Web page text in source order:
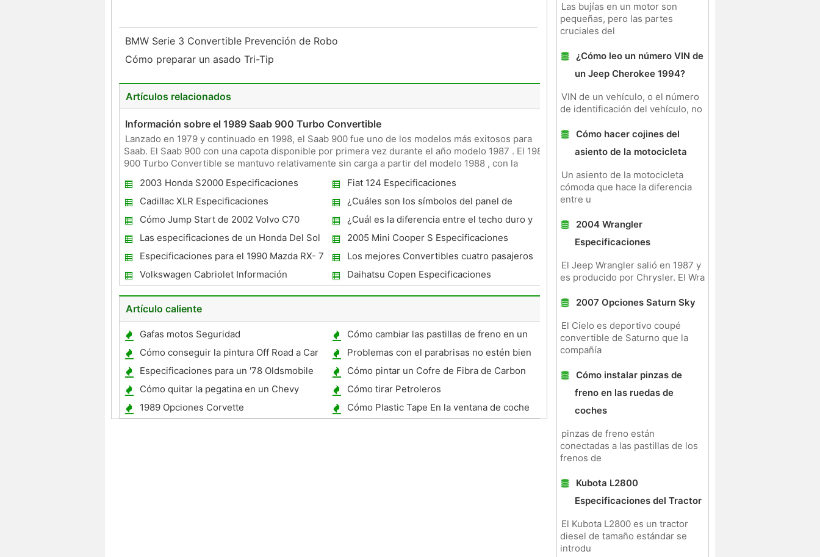
BMW Serie 3 Convertible Prevención de Robo
Cómo preparar un asado Tri-Tip
Artículos relacionados
Información sobre el 1989 Saab 900 Turbo Convertible
Lanzado en 1979 y continuado en 1998, el Saab 900 fue uno de los modelos más exitosos para
Saab. El Saab 900 con una capota disponible por primera vez durante el año modelo 1987 . El 1989
900 Turbo Convertible se mantuvo relativamente sin carga a partir del modelo 1988 , con la
2003 Honda S2000 Especificaciones
Fiat 124 Especificaciones
Cadillac XLR Especificaciones
¿Cuáles son los símbolos del panel de
instrumentos de un Porsche Boxster 1999?
Cómo Jump Start de 2002 Volvo C70
¿Cuál es la diferencia entre el techo duro y
convertible en un Mini Cooper?
Las especificaciones de un Honda Del Sol
2005 Mini Cooper S Especificaciones
Especificaciones para el 1990 Mazda RX- 7
Convertible
Los mejores Convertibles cuatro pasajeros
Volkswagen Cabriolet Información
Convertible
Daihatsu Copen Especificaciones
Artículo caliente
Gafas motos Seguridad
Cómo cambiar las pastillas de freno en un
Buick Regal 1998
Cómo conseguir la pintura Off Road a Car
Problemas con el parabrisas no estén bien
instalados
Especificaciones para un '78 Oldsmobile
Cutlass
Cómo pintar un Cofre de Fibra de Carbon
Cómo quitar la pegatina en un Chevy
Cómo tirar Petroleros
1989 Opciones Corvette
Cómo Plastic Tape En la ventana de coche
de emergencia
Las bujías en un motor son
pequeñas, pero las partes
cruciales del
¿Cómo leo un número VIN de
un Jeep Cherokee 1994?
VIN de un vehículo, o el número
de identificación del vehículo, no
Cómo hacer cojines del
asiento de la motocicleta
Un asiento de la motocicleta
cómoda que hace la diferencia
entre u
2004 Wrangler
Especificaciones
El Jeep Wrangler salió en 1987 y
es producido por Chrysler. El Wra
2007 Opciones Saturn Sky
El Cielo es deportivo coupé
convertible de Saturno que la
compañía
Cómo instalar pinzas de
freno en las ruedas de
coches
pinzas de freno están
conectadas a las pastillas de los
frenos de
Kubota L2800
Especificaciones del Tractor
El Kubota L2800 es un tractor
diesel de tamaño estándar se
introdu